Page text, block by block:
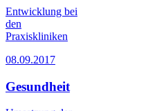
Entwicklung bei
den
Praxiskliniken
08.09.2017
Gesundheit